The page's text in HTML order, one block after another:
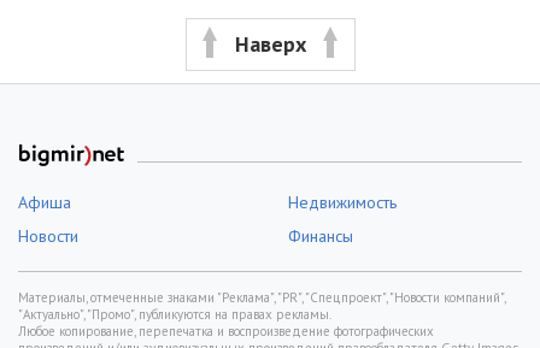
Наверх
Афиша
Недвижимость
Новости
Финансы
Материалы, отмеченные знаками "Реклама", "PR", "Спецпроект", "Новости компаний",
"Актуально", "Промо", публикуются на правах рекламы.
Любое копирование, перепечатка и воспроизведение фотографических